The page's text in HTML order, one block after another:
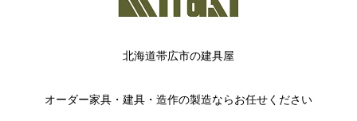
北海道帯広市の建具屋
オーダー家具・建具・造作の製造ならお任せください